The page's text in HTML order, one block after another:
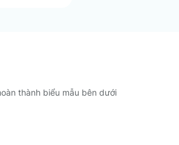
thành biểu mẫu bên dưới